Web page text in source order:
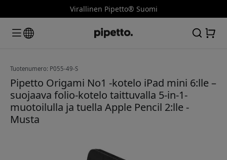
Virallinen Pipetto® Suomi
Tuotenumero: P055-49-S
Pipetto Origami No1 -kotelo iPad mini 6:lle –
suojaava folio-kotelo taittuvalla 5-in-1-
muotoilulla ja tuella Apple Pencil 2:lle -
Musta